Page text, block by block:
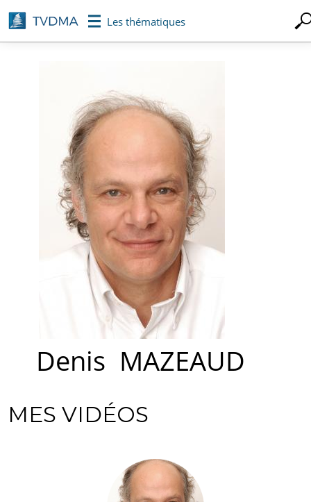
Aller
au
contenu
Les thématiques
Denis MAZEAUD
MES VIDÉOS